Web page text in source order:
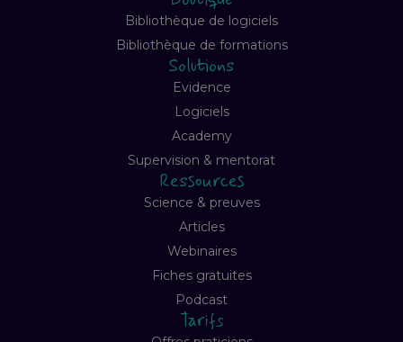
Bibliothèque de logiciels
Bibliothèque de formations
Solutions
Evidence
Logiciels
Academy
Supervision & mentorat
Ressources
Science & preuves
Articles
Webinaires
Fiches gratuites
Podcast
Tarifs